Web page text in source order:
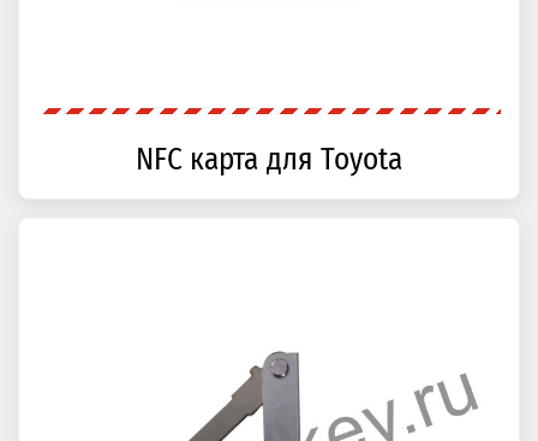
NFC карта для Toyota